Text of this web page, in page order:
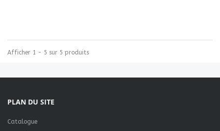
Afficher 1 - 5 sur 5 produits
PLAN DU SITE
Catalogue